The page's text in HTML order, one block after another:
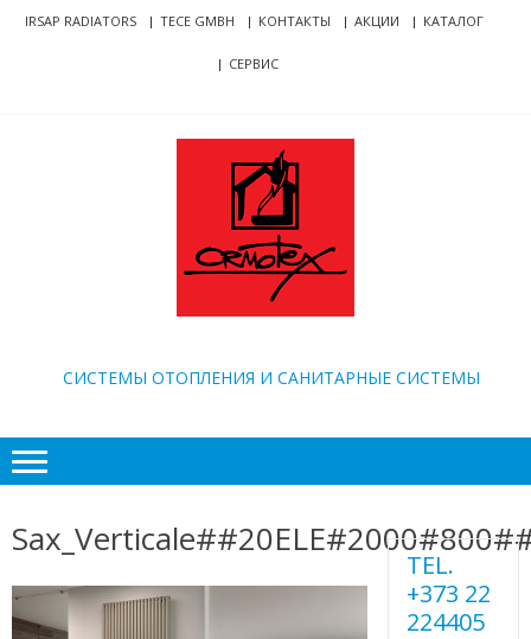
Skip
SkipIRSAP RADIATORS TECE GMBH КОНТАКТЫ АКЦИИ КАТАЛОГ
СЕРВИС
CИСТЕМЫ ОТОПЛЕНИЯ И САНИТАРНЫЕ СИСТЕМЫ
TEL.
+373 22
224405